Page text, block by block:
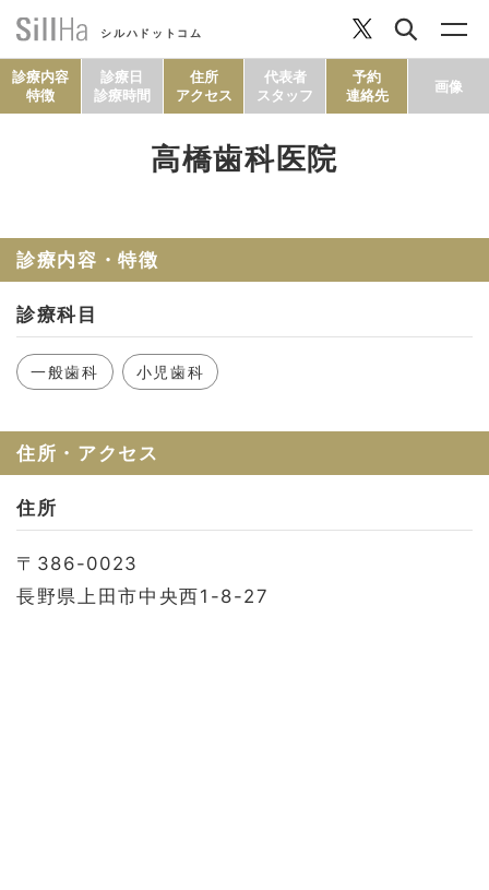
シルハドットコム
セルフチェック
診療内容
特徴
診療日
診療時間
住所
アクセス
代表者
スタッフ
予約
連絡先
画像
高橋歯科医院
診療内容・特徴
診療科目
一般歯科 小児歯科
住所・アクセス
住所
〒386-0023
長野県上田市中央西1-8-27